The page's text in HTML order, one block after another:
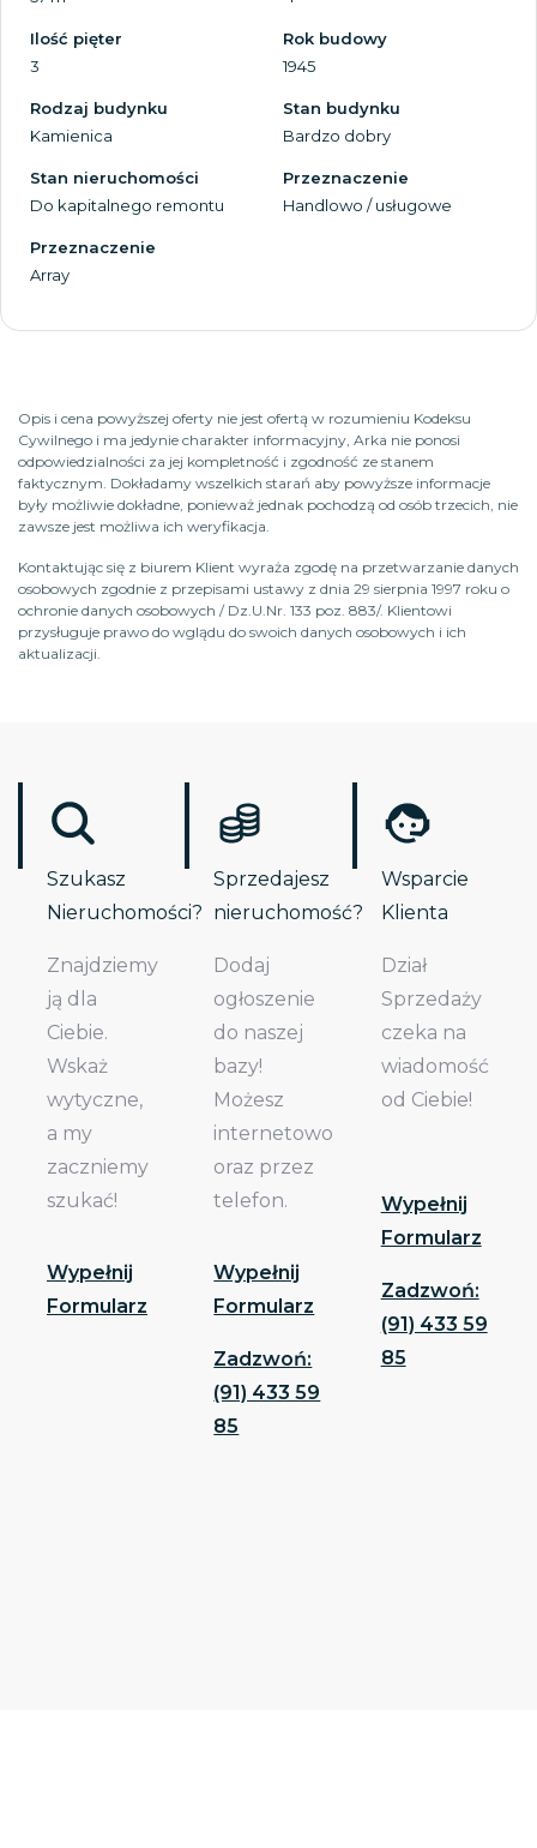
Ilość pięter
3
Rok budowy
1945
Rodzaj budynku
Kamienica
Stan budynku
Bardzo dobry
Stan nieruchomości
Do kapitalnego remontu
Przeznaczenie
Handlowo / usługowe
Przeznaczenie
Array
Opis i cena powyższej oferty nie jest ofertą w rozumieniu Kodeksu
Cywilnego i ma jedynie charakter informacyjny, Arka nie ponosi
odpowiedzialności za jej kompletność i zgodność ze stanem
faktycznym. Dokładamy wszelkich starań aby powyższe informacje
były możliwie dokładne, ponieważ jednak pochodzą od osób trzecich, nie
zawsze jest możliwa ich weryfikacja.
Kontaktując się z biurem Klient wyraża zgodę na przetwarzanie danych
osobowych zgodnie z przepisami ustawy z dnia 29 sierpnia 1997 roku o
ochronie danych osobowych / Dz.U.Nr. 133 poz. 883/. Klientowi
przysługuje prawo do wglądu do swoich danych osobowych i ich
aktualizacji.
Szukasz
Nieruchomości?
Znajdziemy
ją dla
Ciebie.
Wskaż
wytyczne,
a my
zaczniemy
szukać!
Wypełnij
Formularz
Sprzedajesz
nieruchomość?
Dodaj
ogłoszenie
do naszej
bazy!
Możesz
internetowo
oraz przez
telefon.
Wypełnij
Formularz
Zadzwoń:
(91) 433 59
85
Wsparcie
Klienta
Dział
Sprzedaży
czeka na
wiadomość
od Ciebie!
Wypełnij
Formularz
Zadzwoń:
(91) 433 59
85